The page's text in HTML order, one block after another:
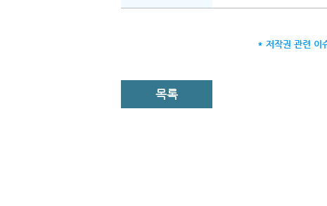
* 저작권 관련 이
목록